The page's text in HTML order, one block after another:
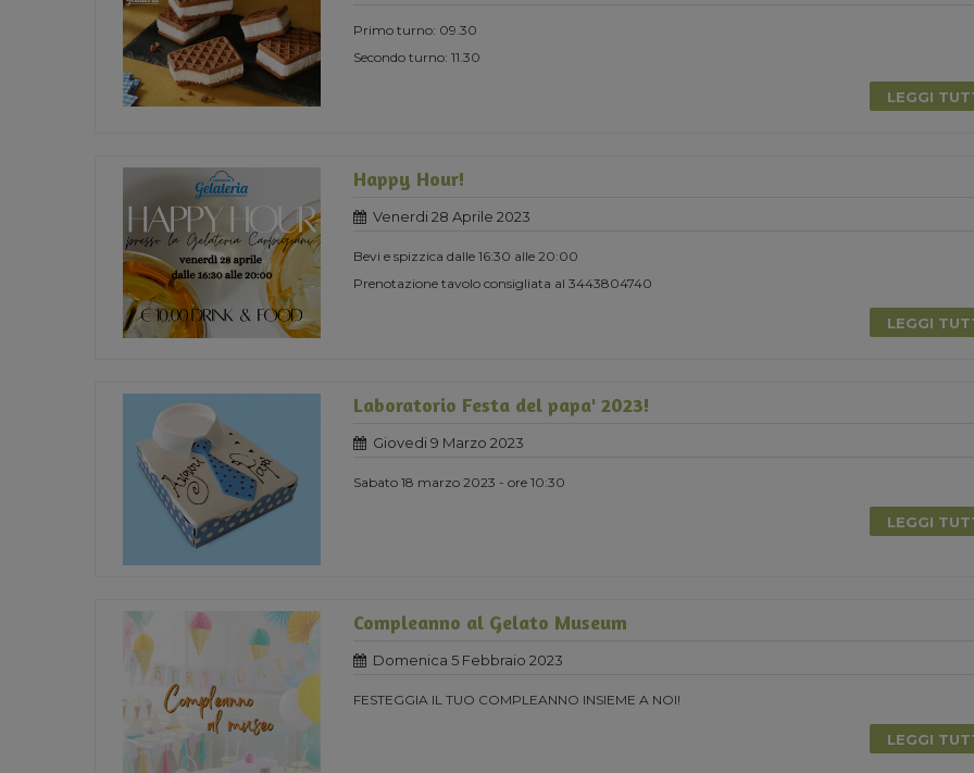
Primo turno: 09.30
Secondo turno: 11.30
LEGGI
Happy Hour!
Venerdi 28 Aprile 2023
Bevi e spizzica dalle 16:30 alle 20:00
Prenotazione tavolo consigliata al 3443804740
LEGGI
Laboratorio Festa del papa' 2023!
Giovedi 9 Marzo 2023
Sabato 18 marzo 2023 - ore 10:30
LEGGI
Compleanno al Gelato Museum
Domenica 5 Febbraio 2023
FESTEGGIA IL TUO COMPLEANNO INSIEME A NOI!
LEGGI